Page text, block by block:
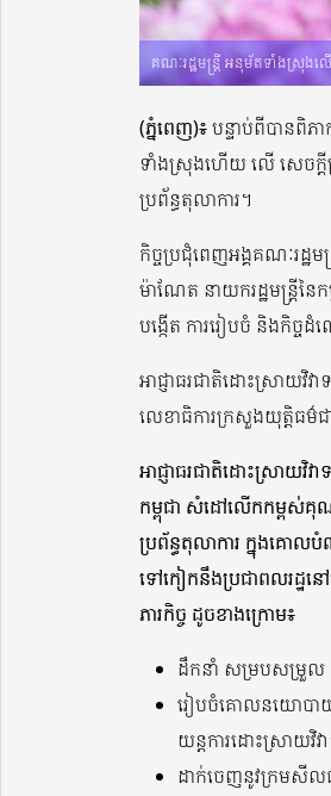
គណៈរដ្ឋមន្រ្តី អនុម័តទាំងស្រុងលើ
(ភ្នំពេញ)៖បន្ទាប់ពីបានពិភ
ទាំងស្រុងហើយ លើ សេចក្តីព្
ប្រព័ន្ធតុលាការ។
កិច្ចប្រជុំពេញអង្គគណៈរដ្ឋ
ម៉ាណែត នាយករដ្ឋមន្រ្តីនៃ
បង្កើត ការរៀបចំ និងកិច្ចដំ
អាជ្ញាធរជាតិដោះស្រាយវិវ
លេខាធិការក្រសួងយុត្តិធម៌
អាជ្ញាធរជាតិដោះស្រាយវិវ
កម្ពុជា សំដៅលើកកម្ពស់គុណ
ប្រព័ន្ធតុលាការ ក្នុងគោល
ទៅកៀកនឹងប្រជាពលរដ្ឋន
ភារកិច្ច ដូចខាងក្រោម៖
ដឹកនាំ សម្របសម្រួល និ
រៀបចំគោលនយោបាយ
យន្តការដោះស្រាយវិវ
ដាក់ចេញនូវក្រមសីលធ